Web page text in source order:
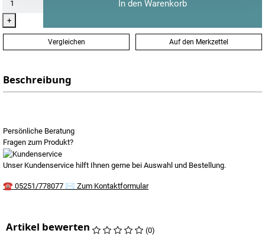
+
In den Warenkorb
Vergleichen Auf den Merkzettel
Beschreibung
Persönliche Beratung
Fragen zum Produkt?
Unser Kundenservice hilft Ihnen gerne bei Auswahl und Bestellung.
☎ 05251/778077 ✉ Zum Kontaktformular
Artikel bewerten (0)